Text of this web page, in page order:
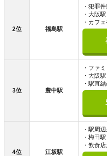
2位 福島駅
・犯罪
・大阪
・カフ
3位 豊中駅
・ファ
・大阪
・駅直
4位 江坂駅
・駅周
・梅田
・飲食